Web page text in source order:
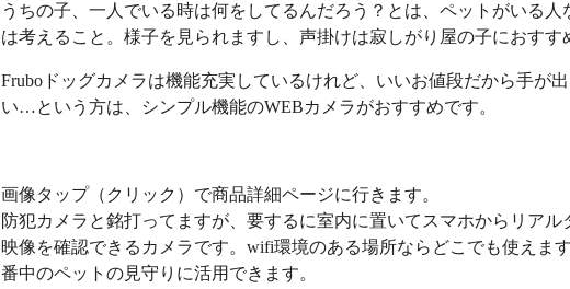
うちの子、一人でいる時は何をしてるんだろう？とは、ペットがいる人
は考えること。様子を見られますし、声掛けは寂しがり屋の子におすす
Fruboドッグカメラは機能充実しているけれど、いいお値段だから手が
い…という方は、シンプル機能のWEBカメラがおすすめです。
画像タップ（クリック）で商品詳細ページに行きます。
防犯カメラと銘打ってますが、要するに室内に置いてスマホからリアル
映像を確認できるカメラです。wifi環境のある場所ならどこでも使えま
番中のペットの見守りに活用できます。